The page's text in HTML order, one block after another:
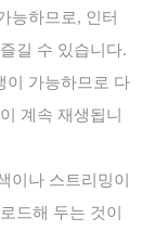
능하므로, 인터
길 수 있습니다.
이 가능하므로 다
계속 재생됩니
이나 스트리밍이
드해 두는 것이